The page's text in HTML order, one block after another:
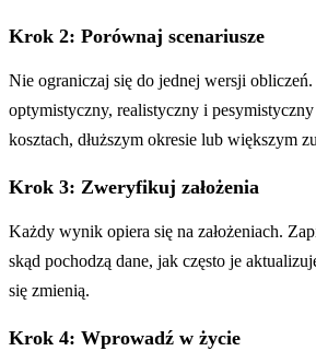
Krok 2: Porównaj scenariusze
Nie ograniczaj się do jednej wersji
optymistyczny, realistyczny i
kosztach, dłuższym okresie lub większym
Krok 3: Zweryfikuj założenia
Każdy wynik opiera się na założeniach.
skąd pochodzą dane, jak często je
się zmienią.
Krok 4: Wprowadź w życie